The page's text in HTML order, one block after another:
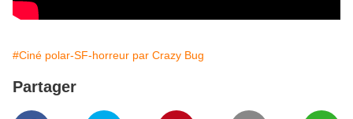
#Ciné polar-SF-horreur par Crazy Bug
Partager